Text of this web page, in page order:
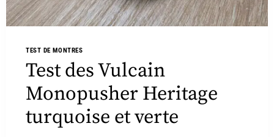
TEST DE MONTRES
Test des Vulcain
Monopusher Heritage
turquoise et verte